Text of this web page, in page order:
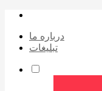
درباره ما
تبلیغات